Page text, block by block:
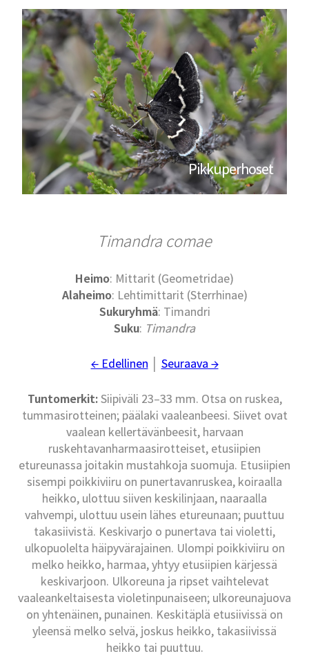
Pikkuperhoset
Timandra comae
Heimo: Mittarit (Geometridae)
Alaheimo: Lehtimittarit (Sterrhinae)
Sukuryhmä: Timandri
Suku: Timandra
← Edellinen Seuraava →
Tuntomerkit:Siipiväli 23–33 mm. Otsa on ruskea,
tummasirotteinen; päälaki vaaleanbeesi. Siivet ovat
vaalean kellertävänbeesit, harvaan
ruskehtavanharmaasirotteiset, etusiipien
etureunassa joitakin mustahkoja suomuja. Etusiipien
sisempi poikkiviiru on punertavanruskea, koiraalla
heikko, ulottuu siiven keskilinjaan, naaraalla
vahvempi, ulottuu usein lähes etureunaan; puuttuu
takasiivistä. Keskivarjo o punertava tai violetti,
ulkopuolelta häipyvärajainen. Ulompi poikkiviiru on
melko heikko, harmaa, yhtyy etusiipien kärjessä
keskivarjoon. Ulkoreuna ja ripset vaihtelevat
vaaleankeltaisesta violetinpunaiseen; ulkoreunajuova
on yhtenäinen, punainen. Keskitäplä etusiivissä on
yleensä melko selvä, joskus heikko, takasiivissä
heikko tai puuttuu.